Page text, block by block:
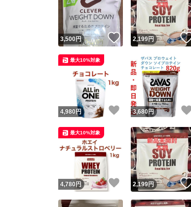
3,500円 いいね！
2,199円
4,980 円 いいね！
最大10%対象
3,680円
4,780 円 いいね！
最大10%対象
2,199円